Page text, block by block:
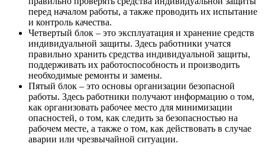
перед началом работы, а также проводить их испытание
и контроль качества.
Четвертый блок – это эксплуатация и хранение средств
индивидуальной защиты. Здесь работники учатся
правильно хранить средства индивидуальной защиты,
поддерживать их работоспособность и производить
необходимые ремонты и замены.
Пятый блок – это основы организации безопасной
работы. Здесь работники получают информацию о том,
как организовать рабочее место для минимизации
опасностей, о том, как следить за безопасностью на
рабочем месте, а также о том, как действовать в случае
аварии или чрезвычайной ситуации.